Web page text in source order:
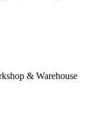
& Warehouse